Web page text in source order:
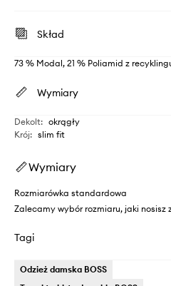
Skład
73 % Modal, 21 % Poliamid z
Wymiary
Dekolt: okrągły
Krój: slim fit
Wymiary
Rozmiarówka standardowa
Zalecamy wybór rozmiaru, jaki nosisz
Tagi
Odzież damska BOSS